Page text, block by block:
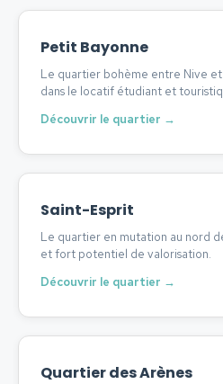
Petit Bayonne
Le quartier bohème entre Nive
dans le locatif étudiant et
Découvrir le quartier →
Saint-Esprit
Le quartier en mutation au nord
et fort potentiel de valorisation.
Découvrir le quartier →
Quartier des Arènes